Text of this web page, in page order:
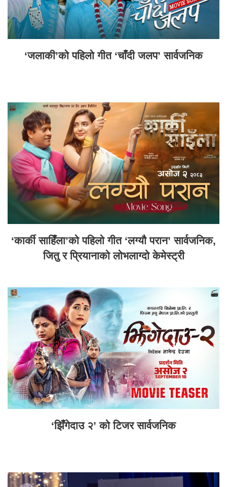
‘जलाकी’को पहिलो गीत ‘चाँदी जलप’ सार्वजनिक
‘कार्की साहिँला’को पहिलो गीत ‘लग्यौ परान’ सार्वजनिक,
जितु र प्रियानाको लोभलाग्दो केमेस्ट्री
‘झिँगेदाउ २’ को टिजर सार्वजनिक